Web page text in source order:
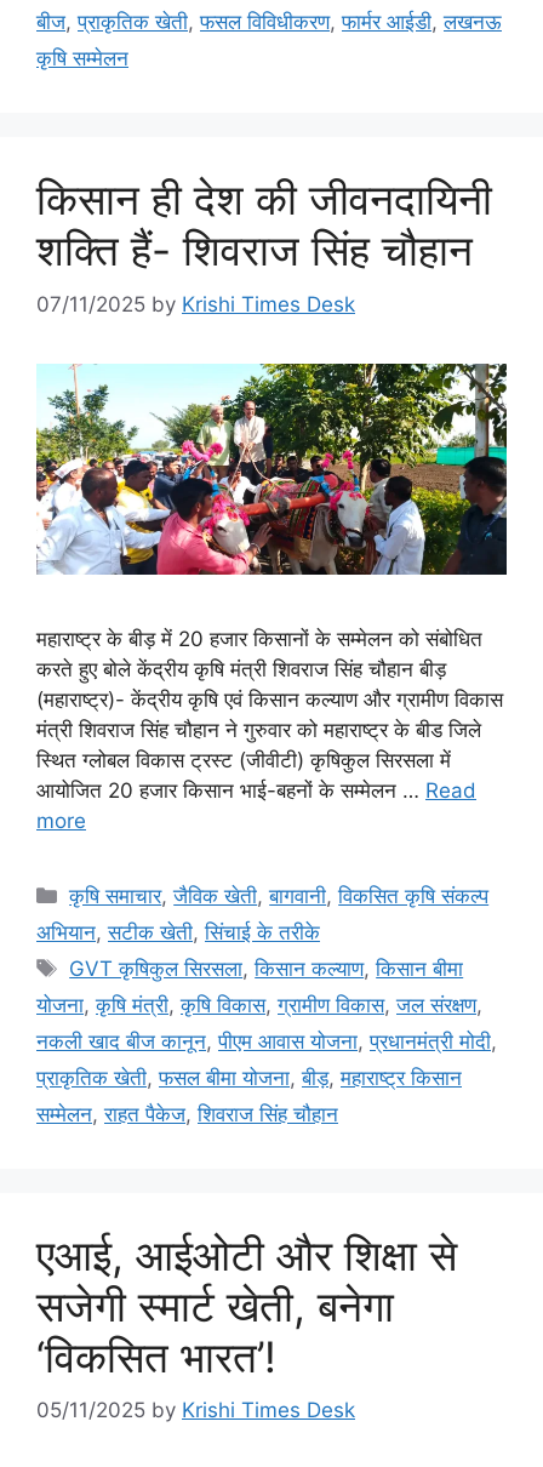
बीज,प्राकृतिक खेती,फसल विविधीकरण,फार्मर आईडी,लखनऊ
कृषि सम्मेलन
किसान ही देश की जीवनदायिनी
शक्ति हैं- शिवराज सिंह चौहान
07/11/2025 by Krishi Times Desk
महाराष्ट्र के बीड़ में 20 हजार किसानों के सम्मेलन को संबोधित
करते हुए बोले केंद्रीय कृषि मंत्री शिवराज सिंह चौहान बीड़
(महाराष्ट्र)- केंद्रीय कृषि एवं किसान कल्याण और ग्रामीण विकास
मंत्री शिवराज सिंह चौहान ने गुरुवार को महाराष्ट्र के बीड जिले
स्थित ग्लोबल विकास ट्रस्ट (जीवीटी) कृषिकुल सिरसला में
आयोजित 20 हजार किसान भाई-बहनों के सम्मेलन … Read
more
कृषि समाचार,जैविक खेती,बागवानी,विकसित कृषि संकल्प
अभियान,सटीक खेती,सिंचाई के तरीके
GVT कृषिकुल सिरसला,किसान कल्याण,किसान बीमा
योजना,कृषि मंत्री,कृषि विकास,ग्रामीण विकास,जल संरक्षण,
नकली खाद बीज कानून,पीएम आवास योजना,प्रधानमंत्री मोदी,
प्राकृतिक खेती,फसल बीमा योजना,बीड़,महाराष्ट्र किसान
सम्मेलन,राहत पैकेज,शिवराज सिंह चौहान
एआई, आईओटी और शिक्षा से
सजेगी स्मार्ट खेती, बनेगा
‘विकसित भारत’!
05/11/2025 by Krishi Times Desk